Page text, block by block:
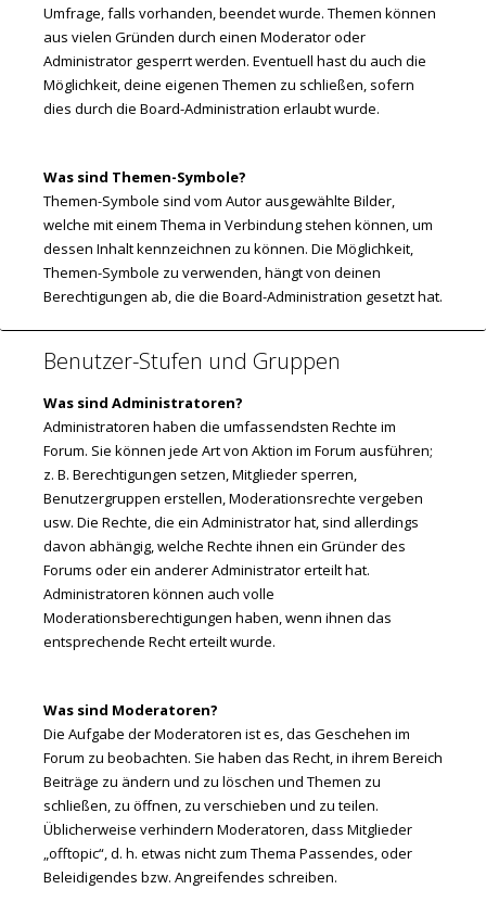
Umfrage, falls vorhanden, beendet wurde. Themen können
aus vielen Gründen durch einen Moderator oder
Administrator gesperrt werden. Eventuell hast du auch die
Möglichkeit, deine eigenen Themen zu schließen, sofern
dies durch die Board-Administration erlaubt wurde.
Was sind Themen-Symbole?
Themen-Symbole sind vom Autor ausgewählte Bilder,
welche mit einem Thema in Verbindung stehen können, um
dessen Inhalt kennzeichnen zu können. Die Möglichkeit,
Themen-Symbole zu verwenden, hängt von deinen
Berechtigungen ab, die die Board-Administration gesetzt hat.
Benutzer-Stufen und Gruppen
Was sind Administratoren?
Administratoren haben die umfassendsten Rechte im
Forum. Sie können jede Art von Aktion im Forum ausführen;
z. B. Berechtigungen setzen, Mitglieder sperren,
Benutzergruppen erstellen, Moderationsrechte vergeben
usw. Die Rechte, die ein Administrator hat, sind allerdings
davon abhängig, welche Rechte ihnen ein Gründer des
Forums oder ein anderer Administrator erteilt hat.
Administratoren können auch volle
Moderationsberechtigungen haben, wenn ihnen das
entsprechende Recht erteilt wurde.
Was sind Moderatoren?
Die Aufgabe der Moderatoren ist es, das Geschehen im
Forum zu beobachten. Sie haben das Recht, in ihrem Bereich
Beiträge zu ändern und zu löschen und Themen zu
schließen, zu öffnen, zu verschieben und zu teilen.
Üblicherweise verhindern Moderatoren, dass Mitglieder
„offtopic“, d. h. etwas nicht zum Thema Passendes, oder
Beleidigendes bzw. Angreifendes schreiben.